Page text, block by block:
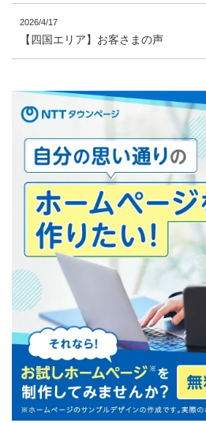
2026/4/17
【四国エリア】お客さまの声